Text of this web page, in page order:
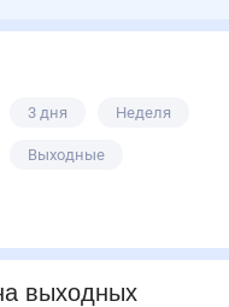
3 дня Неделя
Выходные
выходных